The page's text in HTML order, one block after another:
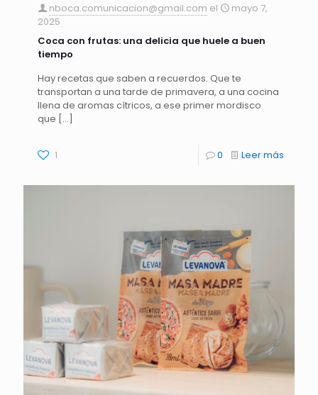
nboca.comunicacion@gmail.com el
mayo 7,
2025
Coca con frutas: una delicia que huele a buen
tiempo
Hay recetas que saben a recuerdos. Que te
transportan a una tarde de primavera, a una cocina
llena de aromas cítricos, a ese primer mordisco
que […]
1 0 Leer más